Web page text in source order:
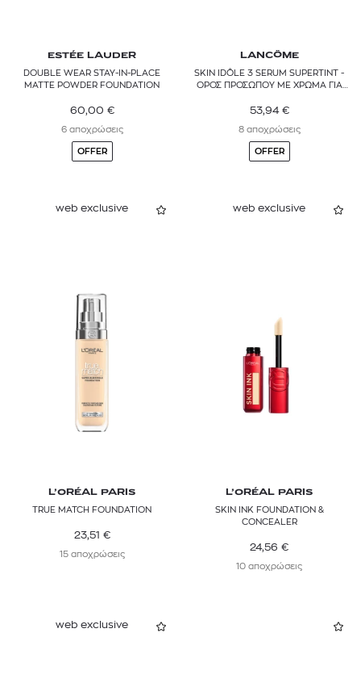
ESTÉE LAUDER
DOUBLE WEAR STAY-IN-PLACE
MATTE POWDER FOUNDATION
60,00 €
6 αποχρώσεις
OFFER
LANCÔME
SKIN IDÔLE 3 SERUM SUPERTINT -
ΟΡΟΣ ΠΡΟΣΩΠΟΥ ΜΕ ΧΡΩΜΑ ΓΙΑ
53,94 €
8 αποχρώσεις
OFFER
web exclusive
L’ORÉAL PARIS
TRUE MATCH FOUNDATION
23,51 €
15 αποχρώσεις
web exclusive
L’ORÉAL PARIS
SKIN INK FOUNDATION &
CONCEALER
24,56 €
10 αποχρώσεις
web exclusive